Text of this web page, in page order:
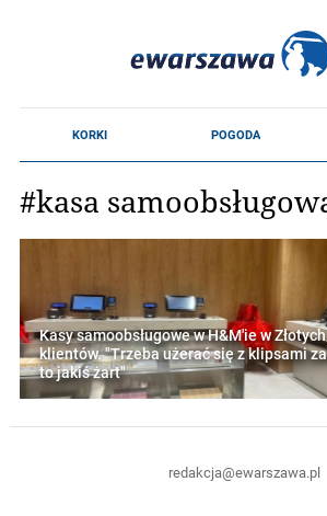
#kasa
Kasy samoobsługowe w H&M'ie w
klientów. "Trzeba użerać się z klipsami
to jakiś żart"
redakcja@ewarszawa.pl